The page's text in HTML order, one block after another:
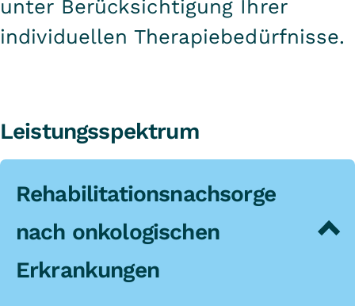
unter Berücksichtigung Ihrer
individuellen Therapiebedürfnisse.
Leistungsspektrum
Rehabilitationsnachsorge
nach onkologischen
Erkrankungen